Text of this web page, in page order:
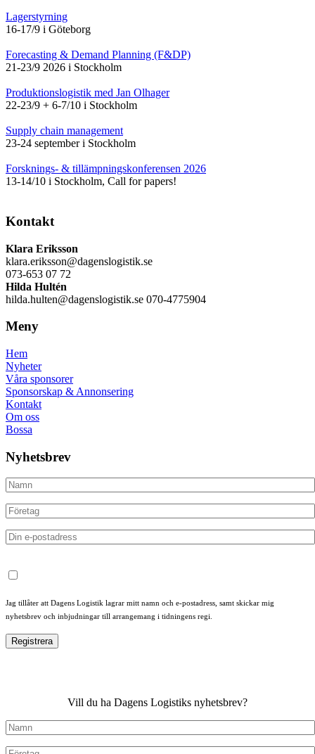
Lagerstyrning
16-17/9 i Göteborg
Forecasting & Demand Planning (F&DP)
21-23/9 2026 i Stockholm
Produktionslogistik med Jan Olhager
22-23/9 + 6-7/10 i Stockholm
Supply chain management
23-24 september i Stockholm
Forsknings- & tillämpningskonferensen 2026
13-14/10 i Stockholm, Call for papers!
Kontakt
Klara Eriksson
klara.eriksson@dagenslogistik.se
073-653 07 72
Hilda Hultén
hilda.hulten@dagenslogistik.se 070-4775904
Meny
Hem
Nyheter
Våra sponsorer
Sponsorskap & Annonsering
Kontakt
Om oss
Bossa
Nyhetsbrev
Jag tillåter att Dagens Logistik lagrar mitt namn och e-postadress, samt skickar mig
nyhetsbrev och inbjudningar till arrangemang i tidningens regi.
Vill du ha Dagens Logistiks nyhetsbrev?